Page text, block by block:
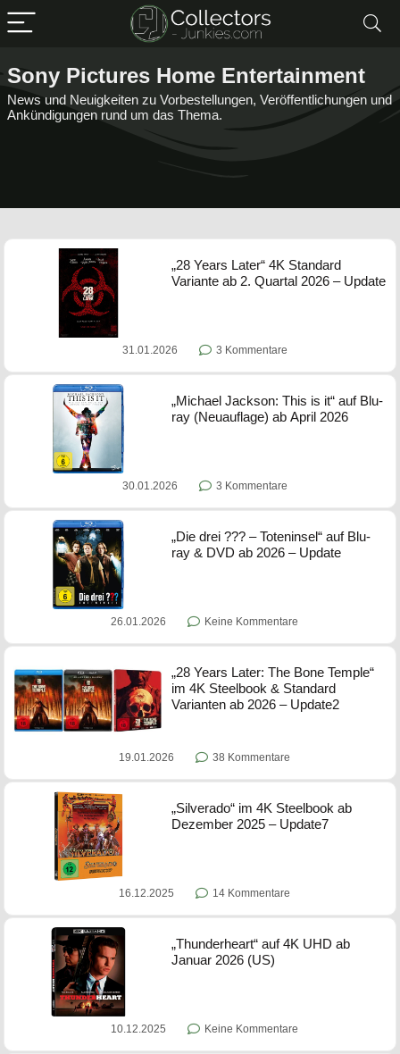
Sony Pictures Home Entertainment
News und Neuigkeiten zu Vorbestellungen, Veröffentlichungen und
Ankündigungen rund um das Thema.
„28 Years Later“ 4K Standard
Variante ab 2. Quartal 2026 – Update
31.01.2026 3 Kommentare
„Michael Jackson: This is it“ auf Blu-
ray (Neuauflage) ab April 2026
30.01.2026 3 Kommentare
„Die drei ??? – Toteninsel“ auf Blu-
ray & DVD ab 2026 – Update
26.01.2026 Keine Kommentare
„28 Years Later: The Bone Temple“
im 4K Steelbook & Standard
Varianten ab 2026 – Update2
19.01.2026 38 Kommentare
„Silverado“ im 4K Steelbook ab
Dezember 2025 – Update7
16.12.2025 14 Kommentare
„Thunderheart“ auf 4K UHD ab
Januar 2026 (US)
10.12.2025 Keine Kommentare